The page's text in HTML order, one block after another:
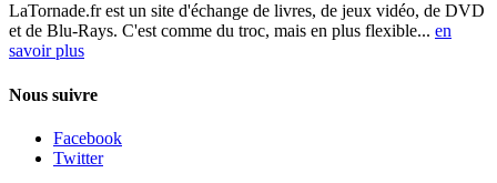
LaTornade.frest un site d'échange de livres, de jeux vidéo, de DVD
et de Blu-Rays. C'est comme du troc, mais en plus flexible... en
savoir plus
Nous suivre
Facebook
Twitter